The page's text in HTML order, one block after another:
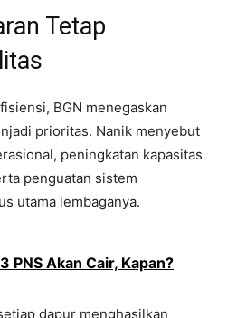
Tetap
BGN menegaskan
prioritas. Nanik menyebut
peningkatan kapasitas
penguatan sistem
utama lembaganya.
PNS Akan Cair, Kapan?
dapur menghasilkan